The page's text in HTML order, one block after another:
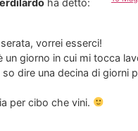
ha detto:
vorrei esserci!
un giorno in cui mi tocca
dire una decina di giorni
per cibo che vini.